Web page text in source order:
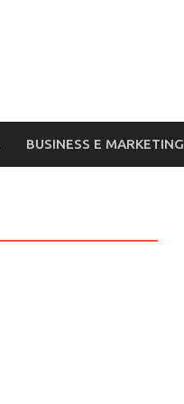
BUSINESS E MARKETING